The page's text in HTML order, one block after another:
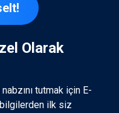
Olarak
tutmak için E-
ilk siz